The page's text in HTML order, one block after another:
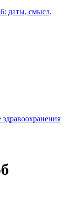
даты, смысл,